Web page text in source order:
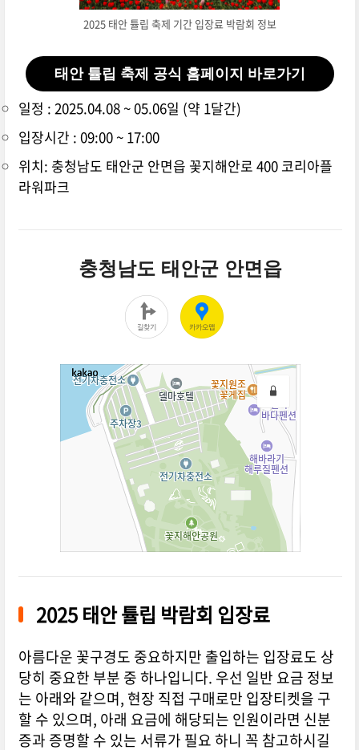
2025 태안 튤립 축제 기간 입장료 박람회 정보
태안 튤립 축제 공식 홈페이지 바로가기
일정 : 2025.04.08 ~ 05.06일 (약 1달간)
입장시간 : 09:00 ~ 17:00
위치: 충청남도 태안군 안면읍 꽃지해안로 400 코리아플
라워파크
2025 태안 튤립 박람회 입장료
아름다운 꽃구경도 중요하지만 출입하는 입장료도 상
당히 중요한 부분 중 하나입니다. 우선 일반 요금 정보
는 아래와 같으며, 현장 직접 구매로만 입장티켓을 구
할 수 있으며, 아래 요금에 해당되는 인원이라면 신분
증과 증명할 수 있는 서류가 필요 하니 꼭 참고하시길